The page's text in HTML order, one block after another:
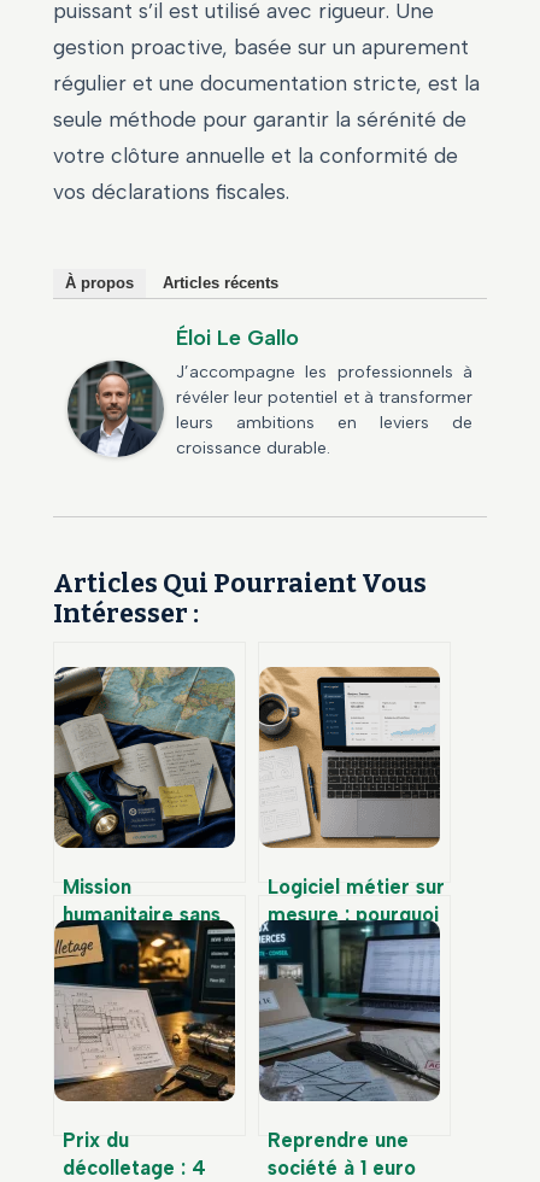
puissant s’il est utilisé avec rigueur. Une
gestion proactive, basée sur un apurement
régulier et une documentation stricte, est la
seule méthode pour garantir la sérénité de
votre clôture annuelle et la conformité de
vos déclarations fiscales.
À propos Articles récents
Éloi Le Gallo
J’accompagne les professionnels à
révéler leur potentiel et à transformer
leurs ambitions en leviers de
croissance durable.
Articles Qui Pourraient Vous
Intéresser :
Mission
humanitaire sans
diplôme : 3 statuts
pour être
rémunéré sur le
terrain
Logiciel métier sur
mesure : pourquoi
abandonner les
outils génériques
pour gagner en
performance ?
Prix du
décolletage : 4
Reprendre une
société à 1 euro